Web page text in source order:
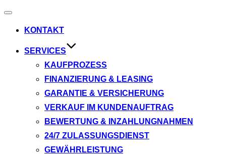
Navigation
KONTAKT
SERVICES
KAUFPROZESS
FINANZIERUNG & LEASING
GARANTIE & VERSICHERUNG
VERKAUF IM KUNDENAUFTRAG
BEWERTUNG & INZAHLUNGNAHMEN
24/7 ZULASSUNGSDIENST
GEWÄHRLEISTUNG